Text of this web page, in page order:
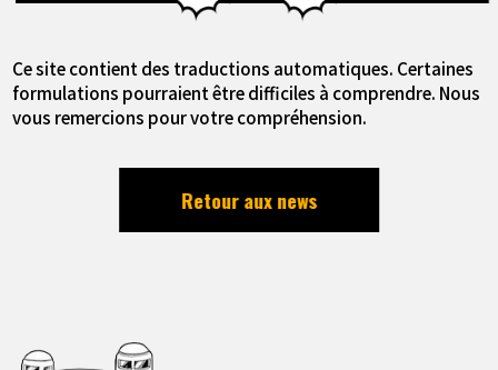
Ce site contient des traductions automatiques. Certaines
formulations pourraient être difficiles à comprendre. Nous
vous remercions pour votre compréhension.
Retour aux news